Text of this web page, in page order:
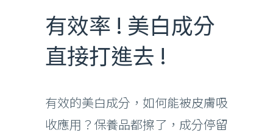
有效率 ! 美白成分
直接打進去 !
有效的美白成分，如何能被皮膚吸
收應用？保養品都擦了，成分停留